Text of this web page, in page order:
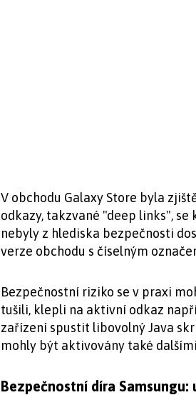
V obchodu Galaxy Store byla
odkazy, takzvané "deep links",
nebyly z hlediska bezpečnosti
verze obchodu s číselným
Bezpečnostní riziko se v praxi
tušili, klepli na aktivní odkaz
zařízení spustit libovolný Java
mohly být aktivovány také
Bezpečnostní díra